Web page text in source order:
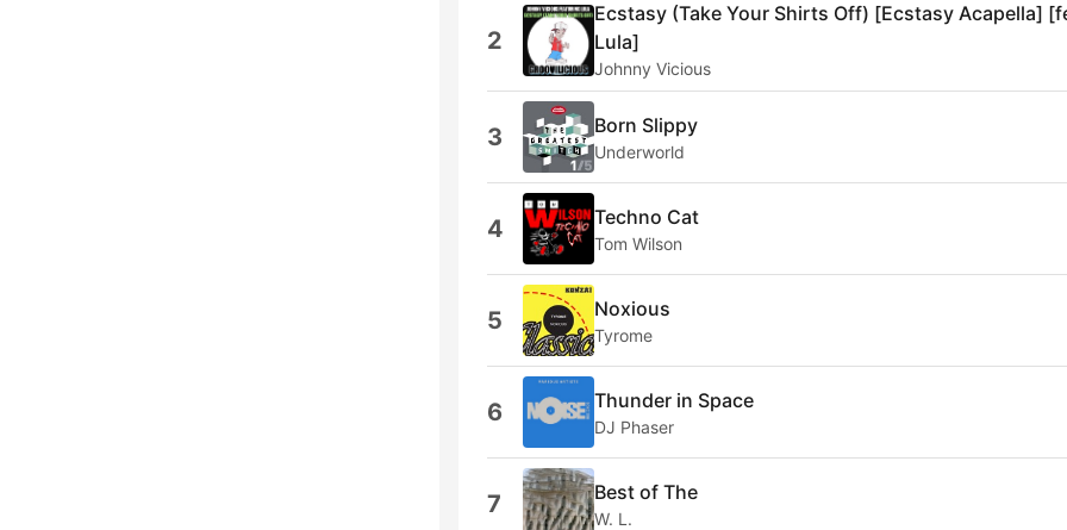
2
Ecstasy (Take Your Shirts Off) [Ecstasy Acapella]
Lula]
Johnny Vicious
3 Born Slippy
Underworld
4 Techno Cat
Tom Wilson
5 Noxious
Tyrome
6 Thunder in Space
DJ Phaser
7 Best of The
W. L.